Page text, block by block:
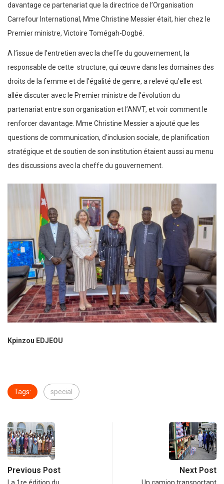
davantage ce partenariat que la directrice de l’Organisation
Carrefour International, Mme Christine Messier était, hier chez le
Premier ministre, Victoire Tomégah-Dogbé.
A l’issue de l’entretien avec la cheffe du gouvernement, la
responsable de cette structure, qui œuvre dans les domaines des
droits de la femme et de l’égalité de genre, a relevé qu’elle est
allée discuter avec le Premier ministre de l’évolution du
partenariat entre son organisation et l’ANVT, et voir comment le
renforcer davantage. Mme Christine Messier a ajouté que les
questions de communication, d’inclusion sociale, de planification
stratégique et de soutien de son institution étaient aussi au menu
des discussions avec la cheffe du gouvernement.
Kpinzou EDJEOU
Tags: special
Previous Post Next Post